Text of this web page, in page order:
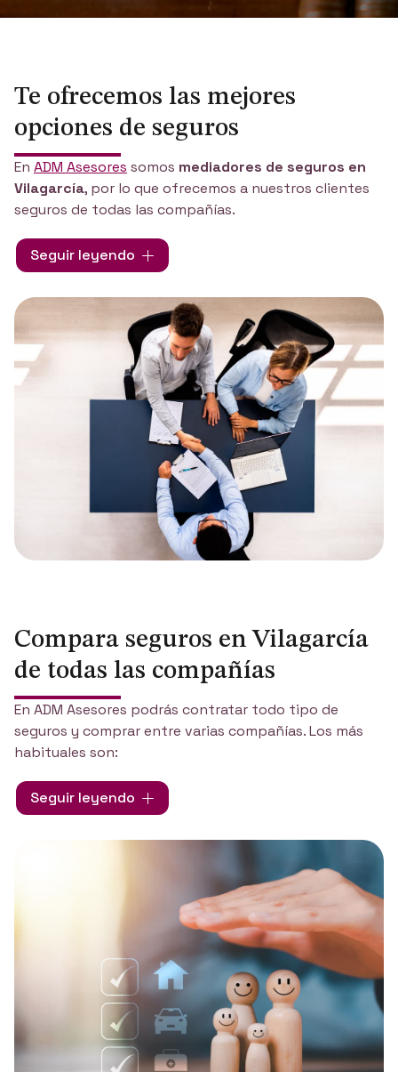
Te ofrecemos las mejores
opciones de seguros
En ADM Asesores somos mediadores de seguros en
Vilagarcía, por lo que ofrecemos a nuestros clientes
seguros de todas las compañías.
Al serprofesionales independientes
vinculados a una compañía aseguradora, podemos
necesidades que presente el cliente. Contamos con
profesionales con mucha experiencia en el sector de
los seguros, por lo que podemos asesorar y aconsejar
a nuestros clientes y resolver todas las dudas que nos
El objetivo de ADM Asesores: dar una nueva
dimensión y realidad a cada cliente
Seguir leyendo
Compara seguros en Vilagarcía
de todas las compañías
En ADM Asesores podrás contratar todo tipo de
seguros y comprar entre varias compañías. Los más
habituales son:
Seguros de vida
Seguros de asistencia en viaje
Seguros de comercio
Seguros de comunidades de propietarios
Seguros de viviendas turísticas
Seguros de vehículos
Seguir leyendo